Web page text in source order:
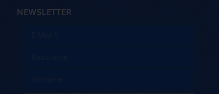
NEWSLETTER